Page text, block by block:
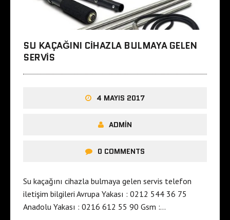
SU KAÇAĞINI CIHAZLA BULMAYA GELEN
SERVIS
4 MAYIS 2017
ADMIN
0 COMMENTS
Su kaçağını cihazla bulmaya gelen servis telefon
iletişim bilgileri Avrupa Yakası : 0212 544 36 75
Anadolu Yakası : 0216 612 55 90 Gsm :…